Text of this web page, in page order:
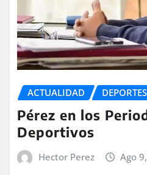
ACTUALIDAD DEPORTES
Pérez en los
Deportivos
Hector Perez Ago